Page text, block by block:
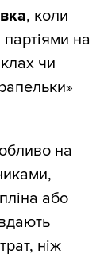
, коли
на
чи
на
або
ніж